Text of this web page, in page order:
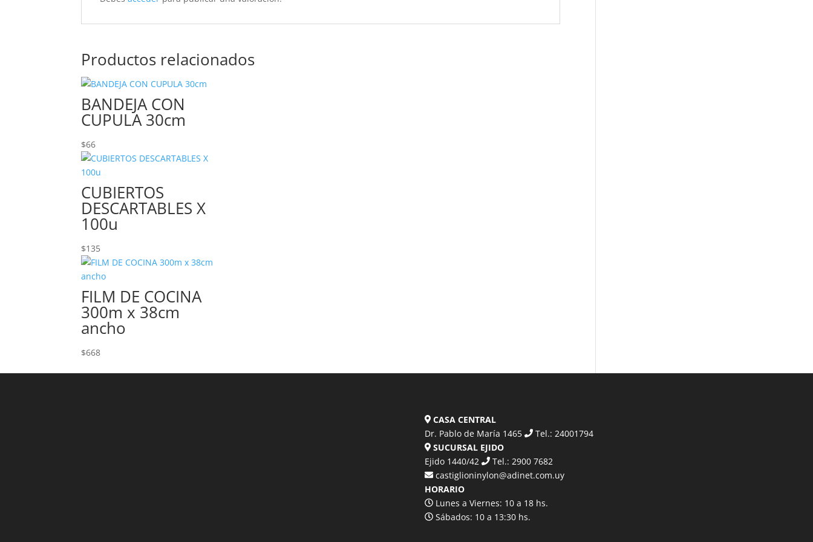
Productos relacionados
BANDEJA CON
CUPULA 30cm
$66
CUBIERTOS
DESCARTABLES X
100u
$135
FILM DE COCINA
300m x 38cm
ancho
$668
CASA CENTRAL
Dr. Pablo de María 1465
Tel.: 24001794
SUCURSAL EJIDO
Ejido 1440/42
Tel.: 2900 7682
castiglioninylon@adinet.com.uy
HORARIO
Lunes a Viernes: 10 a 18 hs.
Sábados: 10 a 13:30 hs.